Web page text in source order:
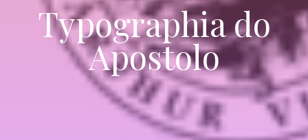
Typographia do
Apostolo